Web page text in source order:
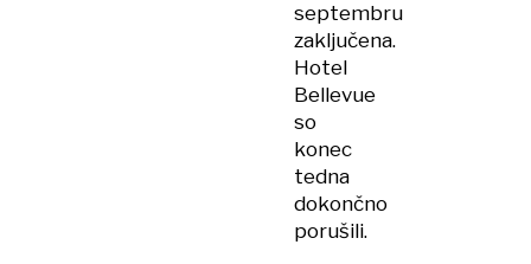
septembru
zaključena.
Hotel
Bellevue
so
konec
tedna
dokončno
porušili.